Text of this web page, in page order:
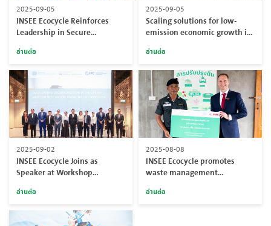
2025-09-05
INSEE Ecocycle Reinforces
Leadership in Secure
Consecutive DIP Trust
อ่านต่อ
2025-09-05
Scaling solutions for low-
emission economic growth in
highlights pathways to tackle
emissions
อ่านต่อ
2025-09-02
INSEE Ecocycle Joins as
Speaker at Workshop
in the Cement and Concrete
Sector: Financing the
Transition”
อ่านต่อ
2025-08-08
INSEE Ecocycle promotes
waste management
Krungsri Foundation Border
อ่านต่อ